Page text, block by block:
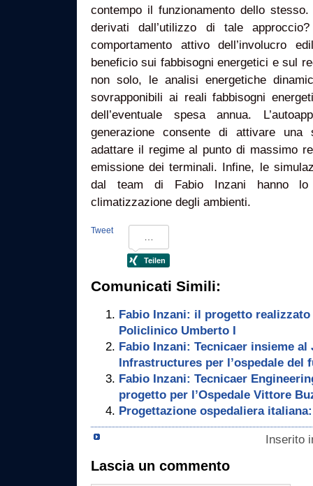
contempo il funzionamento dello
derivati dall’utilizzo di tale
comportamento attivo dell’involucro
beneficio sui fabbisogni energetici e sul
non solo, le analisi energetiche
sovrapponibili ai reali fabbisogni
dell’eventuale spesa annua.
generazione consente di attivare
adattare il regime al punto di massimo
emissione dei terminali. Infine, le
dal team di Fabio Inzani hanno
climatizzazione degli ambienti.
Tweet
Comunicati Simili:
Fabio Inzani: il progetto realizzato
Policlinico Umberto I
Fabio Inzani: Tecnicaer insieme al
Infrastructures per l’ospedale del
Fabio Inzani: Tecnicaer
progetto per l’Ospedale Vittore
Progettazione ospedaliera
Inserito
Lascia un commento